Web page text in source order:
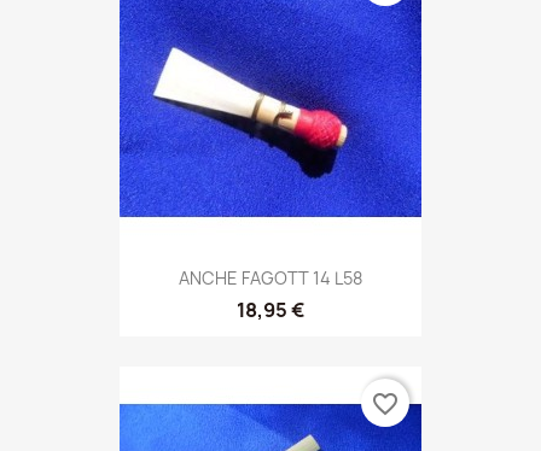
ANCHE FAGOTT 14 L58
18,95 €
favorite_border